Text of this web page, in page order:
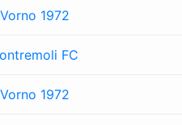
Vorno 1972
FC
Vorno 1972